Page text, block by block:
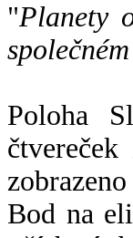
"Planety
Poloha
Bod na